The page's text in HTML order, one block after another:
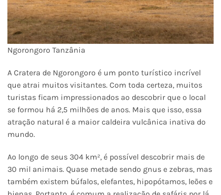
Ngorongoro Tanzânia
A Cratera de Ngorongoro é um ponto turístico incrível
que atrai muitos visitantes. Com toda certeza, muitos
turistas ficam impressionados ao descobrir que o local
se formou há 2,5 milhões de anos. Mais que isso, essa
atração natural é a maior caldeira vulcânica inativa do
mundo.
Ao longo de seus 304 km², é possível descobrir mais de
30 mil animais. Quase metade sendo gnus e zebras, mas
também existem búfalos, elefantes, hipopótamos, leões e